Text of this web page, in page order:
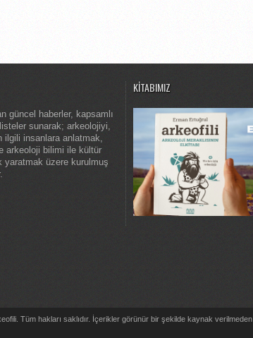
güncel haberler, kapsamlı
sunarak; arkeolojiyi,
ilgili insanlara anlatmak,
arkeoloji bilimi ile kültür
yaratmak üzere kurulmuş
KITABIMIZ
Tüm hakları saklıdır. İçerikler görünür bir şekilde kaynak verilmeden